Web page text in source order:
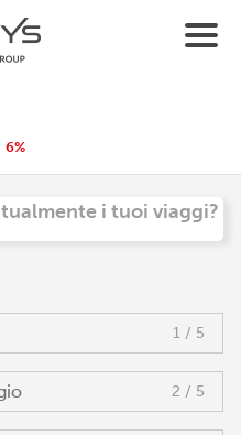
6%
i tuoi viaggi?
1 / 5
2 / 5